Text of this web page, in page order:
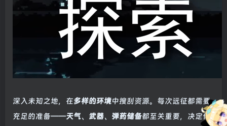
深入未知之地，在多样的环境中搜刮资源。每次远征都需要
充足的准备——天气、 武器、 弹药储备都至关重要，决定你